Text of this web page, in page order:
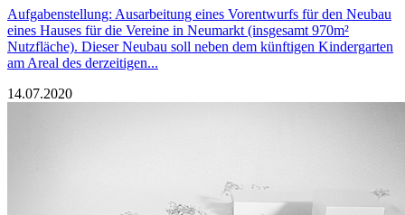
Aufgabenstellung: Ausarbeitung eines Vorentwurfs für den Neubau
eines Hauses für die Vereine in Neumarkt (insgesamt 970m²
Nutzfläche). Dieser Neubau soll neben dem künftigen Kindergarten
am Areal des derzeitigen...
14.07.2020